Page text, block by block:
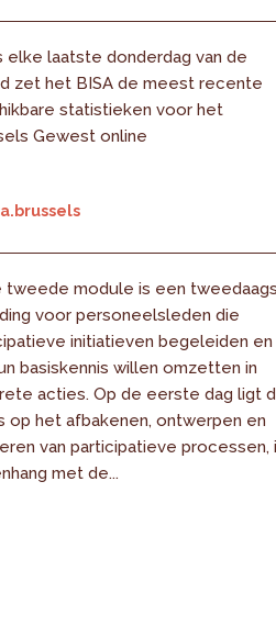
elke laatste donderdag van de
zet het BISA de meest recente
statistieken voor het
Gewest online
tweede module is een
voor personeelsleden die
initiatieven begeleiden en
basiskennis willen omzetten in
acties. Op de eerste dag ligt
op het afbakenen, ontwerpen en
van participatieve processen,
met de...